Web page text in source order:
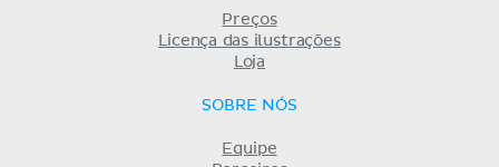
Preços
Licença das ilustrações
Loja
SOBRE NÓS
Equipe